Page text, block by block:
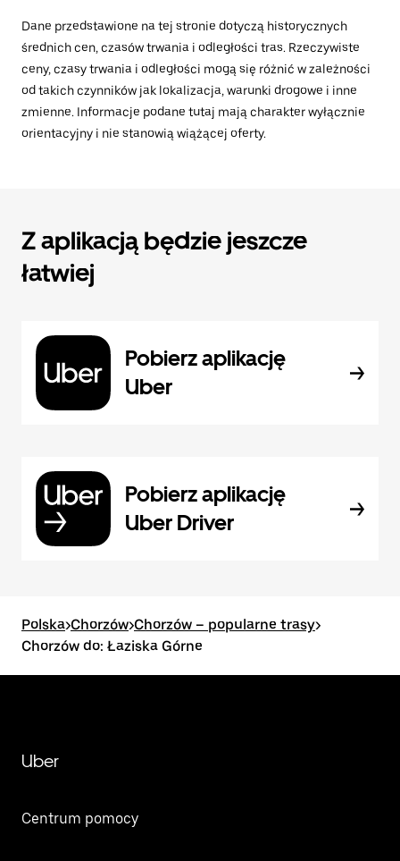
Dane przedstawione na tej stronie dotyczą historycznych
średnich cen, czasów trwania i odległości tras. Rzeczywiste
ceny, czasy trwania i odległości mogą się różnić w zależności
od takich czynników jak lokalizacja, warunki drogowe i inne
zmienne. Informacje podane tutaj mają charakter wyłącznie
orientacyjny i nie stanowią wiążącej oferty.
Z aplikacją będzie jeszcze
łatwiej
Pobierz aplikację
Uber
Pobierz aplikację
Uber Driver
Polska>Chorzów>Chorzów – popularne trasy>
Chorzów do: Łaziska Górne
Uber
Centrum pomocy